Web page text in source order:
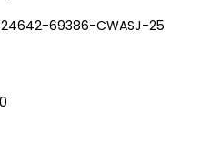
24642-69386-CWASJ-25